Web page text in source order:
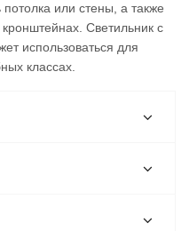
или стены, а также
Светильник с
использоваться для
классах.